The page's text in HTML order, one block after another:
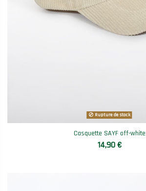
Rupture de stock
Casquette SAYF off-white
14,90 €